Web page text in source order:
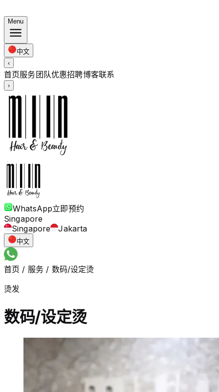
Menu
中文
‹
首页服务团队优惠招聘博客联系
›
WhatsApp立即预约
Singapore
Singapore
Jakarta
中文
首页 / 服务 / 数码/设定烫
烫发
数码/设定烫